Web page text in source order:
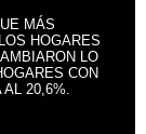
MÁS
HOGARES
LO
CON
20,6%.